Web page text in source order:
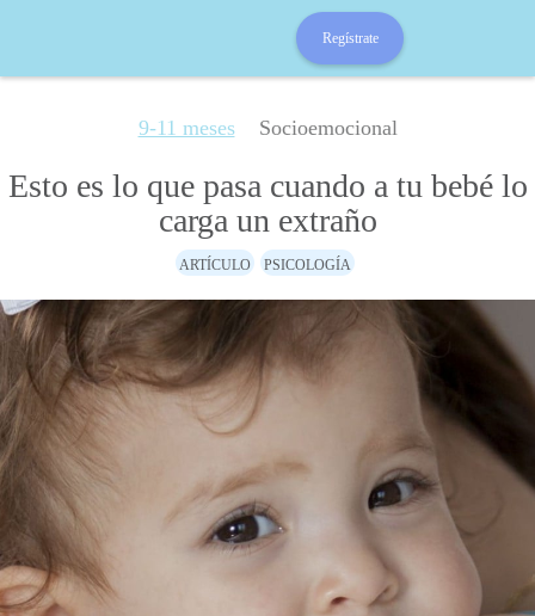
Regístrate
9-11 meses Socioemocional
Esto es lo que pasa cuando a tu bebé lo
carga un extraño
ARTÍCULO PSICOLOGÍA